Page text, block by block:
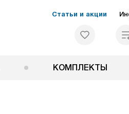
Статьи и акции
КОМПЛЕКТЫ